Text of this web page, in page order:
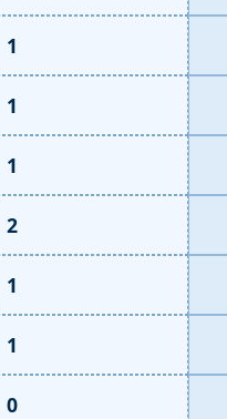
1
1
1
2
1
1
0